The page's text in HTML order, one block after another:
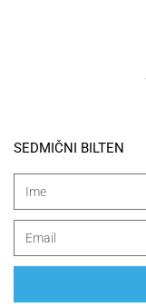
SEDMIČNI BILTEN